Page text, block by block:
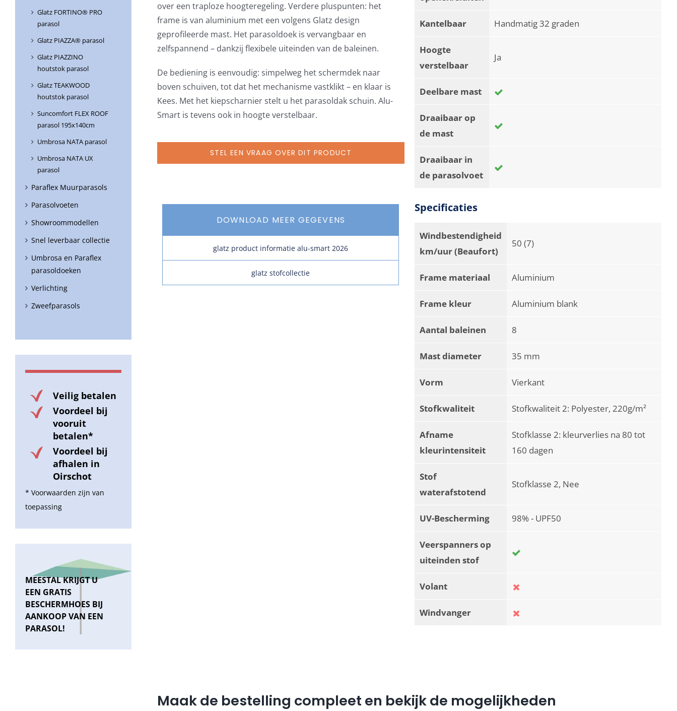
over een traploze hoogteregeling. Verdere pluspunten: het
frame is van aluminium met een volgens Glatz design
geprofileerde mast. Het parasoldoek is vervangbaar en
zelfspannend – dankzij flexibele uiteinden van de baleinen.
De bediening is eenvoudig: simpelweg het schermdek naar
boven schuiven, tot dat het mechanisme vastklikt – en klaar is
Kees. Met het kiepscharnier stelt u het parasoldak schuin. Alu-
Smart is tevens ook in hoogte verstelbaar.
STEL EEN VRAAG OVER DIT PRODUCT
DOWNLOAD MEER GEGEVENS
glatz product informatie alu-smart 2026
glatz stofcollectie
Kantelbaar Handmatig 32 graden
Hoogte
verstelbaar
Ja
Deelbare mast
Draaibaar op
de mast
Draaibaar in
de parasolvoet
Specificaties
Windbestendigheid
km/uur (Beaufort)
50 (7)
Frame materiaal Aluminium
Frame kleur Aluminium blank
Aantal baleinen 8
Mast diameter 35 mm
Vorm Vierkant
Stofkwaliteit Stofkwaliteit 2: Polyester, 220g/m²
Afname
kleurintensiteit
Stofklasse 2: kleurverlies na 80 tot
160 dagen
Stof
waterafstotend
Stofklasse 2, Nee
UV-Bescherming 98% - UPF50
Veerspanners op
uiteinden stof
Volant
Windvanger
Maak de bestelling compleet en bekijk de mogelijkheden
Glatz FORTINO® PRO
parasol
Glatz PIAZZA® parasol
Glatz PIAZZINO
houtstok parasol
Glatz TEAKWOOD
houtstok parasol
Suncomfort FLEX ROOF
parasol 195x140cm
Umbrosa NATA parasol
Umbrosa NATA UX
parasol
Paraflex Muurparasols
Parasolvoeten
Showroommodellen
Snel leverbaar collectie
Umbrosa en Paraflex
parasoldoeken
Verlichting
Zweefparasols
Veilig betalen
Voordeel bij
vooruit
betalen*
Voordeel bij
afhalen in
Oirschot
* Voorwaarden zijn van
toepassing
MEESTAL KRIJGT U
EEN GRATIS
BESCHERMHOES BIJ
AANKOOP VAN EEN
PARASOL!